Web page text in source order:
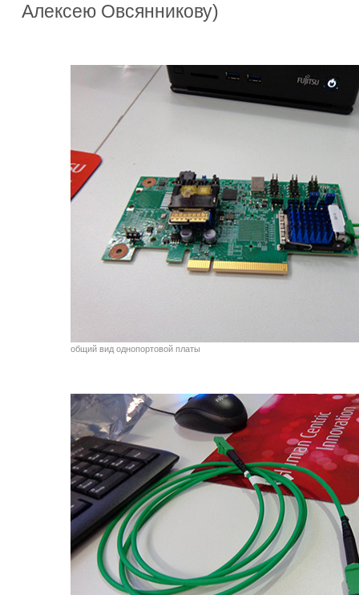
Алексею Овсянникову)
общий вид однопортовой платы